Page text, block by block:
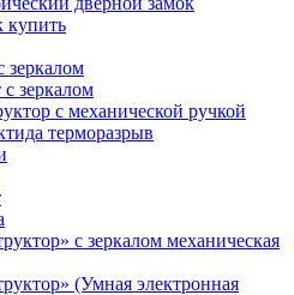
купить
зеркалом
зеркалом
с механической ручкой
терморазрыв
с зеркалом механическая
(Умная электронная